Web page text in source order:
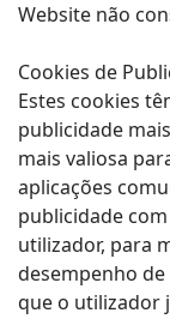
Website não
Cookies de
Estes cookies
publicidade
mais valiosa
aplicações
publicidade
utilizador, para
desempenho
que o utilizador